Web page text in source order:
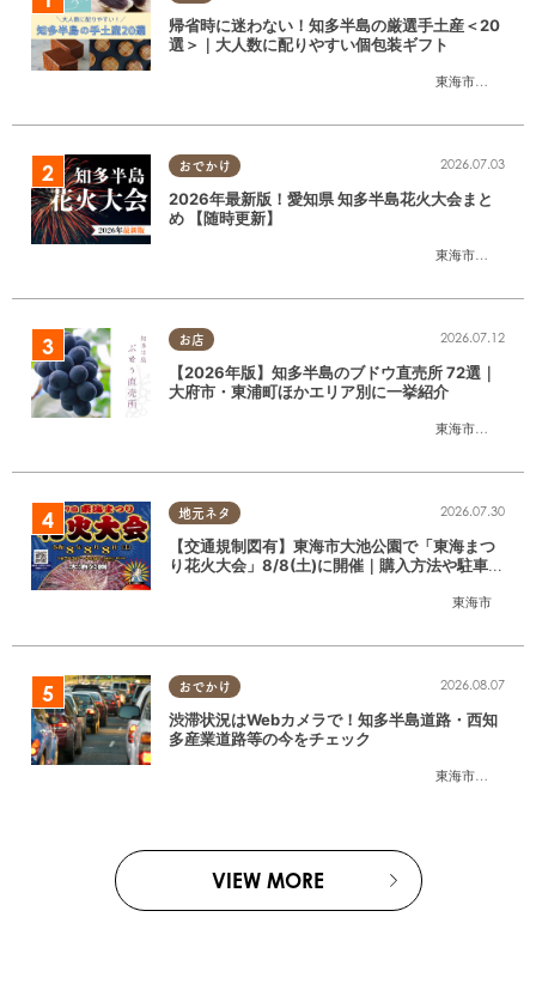
東海市大府市
帰省時に迷わない！知多半島の厳選手土産＜20
選＞｜大人数に配りやすい個包装ギフト
おでかけ
東海市大府市
2026.07.03
2026年最新版！愛知県 知多半島花火大会まと
め 【随時更新】
お店
東海市大府市
2026.07.12
【2026年版】知多半島のブドウ直売所 72選｜
大府市・東浦町ほかエリア別に一挙紹介
地元ネタ
東海市
2026.07.30
【交通規制図有】東海市大池公園で「東海まつ
り花火大会」8/8(土)に開催｜購入方法や駐車場
おでかけ
東海市大府市
2026.08.07
渋滞状況はWebカメラで！知多半島道路・西知
多産業道路等の今をチェック
VIEW MORE